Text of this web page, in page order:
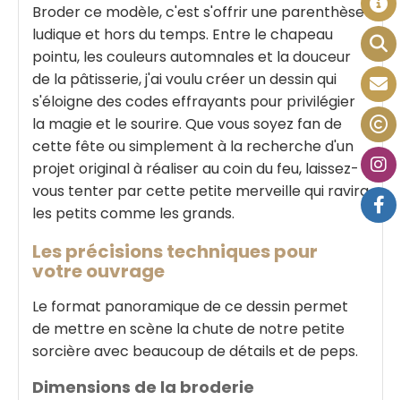
Broder ce modèle, c'est s'offrir une parenthèse
ludique et hors du temps. Entre le chapeau
pointu, les couleurs automnales et la douceur
de la pâtisserie, j'ai voulu créer un dessin qui
s'éloigne des codes effrayants pour privilégier
la magie et le sourire. Que vous soyez fan de
cette fête ou simplement à la recherche d'un
projet original à réaliser au coin du feu, laissez-
vous tenter par cette petite merveille qui ravira
les petits comme les grands.
Les précisions techniques pour
votre ouvrage
Le format panoramique de ce dessin permet
de mettre en scène la chute de notre petite
sorcière avec beaucoup de détails et de peps.
Dimensions de la broderie